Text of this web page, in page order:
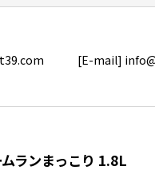
[E-mail]
ムランまっこり 1.8L